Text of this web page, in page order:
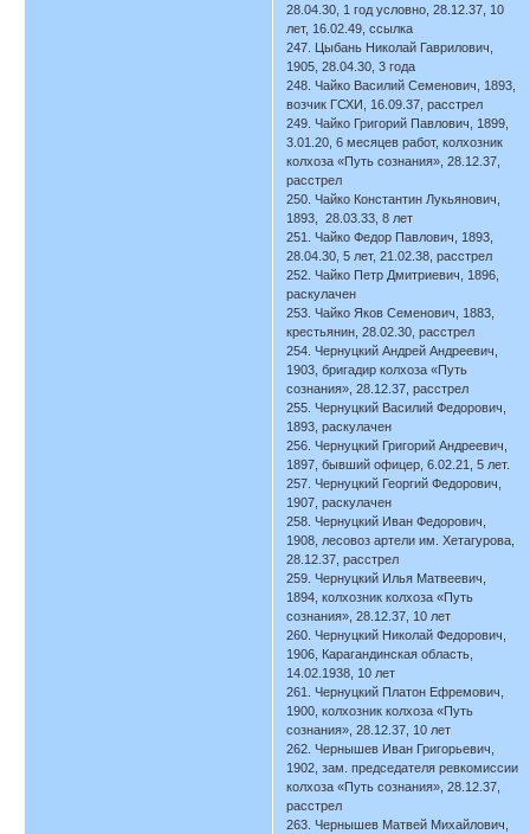
28.04.30, 1 год условно, 28.12.37, 10
лет, 16.02.49, ссылка
247. Цыбань Николай Гаврилович,
1905, 28.04.30, 3 года
248. Чайко Василий Семенович, 1893,
возчик ГСХИ, 16.09.37, расстрел
249. Чайко Григорий Павлович, 1899,
3.01.20, 6 месяцев работ, колхозник
колхоза «Путь сознания», 28.12.37,
расстрел
250. Чайко Константин Лукьянович,
1893, 28.03.33, 8 лет
251. Чайко Федор Павлович, 1893,
28.04.30, 5 лет, 21.02.38, расстрел
252. Чайко Петр Дмитриевич, 1896,
раскулачен
253. Чайко Яков Семенович, 1883,
крестьянин, 28.02.30, расстрел
254. Чернуцкий Андрей Андреевич,
1903, бригадир колхоза «Путь
сознания», 28.12.37, расстрел
255. Чернуцкий Василий Федорович,
1893, раскулачен
256. Чернуцкий Григорий Андреевич,
1897, бывший офицер, 6.02.21, 5 лет.
257. Чернуцкий Георгий Федорович,
1907, раскулачен
258. Чернуцкий Иван Федорович,
1908, лесовоз артели им. Хетагурова,
28.12.37, расстрел
259. Чернуцкий Илья Матвеевич,
1894, колхозник колхоза «Путь
сознания», 28.12.37, 10 лет
260. Чернуцкий Николай Федорович,
1906, Карагандинская область,
14.02.1938, 10 лет
261. Чернуцкий Платон Ефремович,
1900, колхозник колхоза «Путь
сознания», 28.12.37, 10 лет
262. Чернышев Иван Григорьевич,
1902, зам. председателя ревкомиссии
колхоза «Путь сознания», 28.12.37,
расстрел
263. Чернышев Матвей Михайлович,